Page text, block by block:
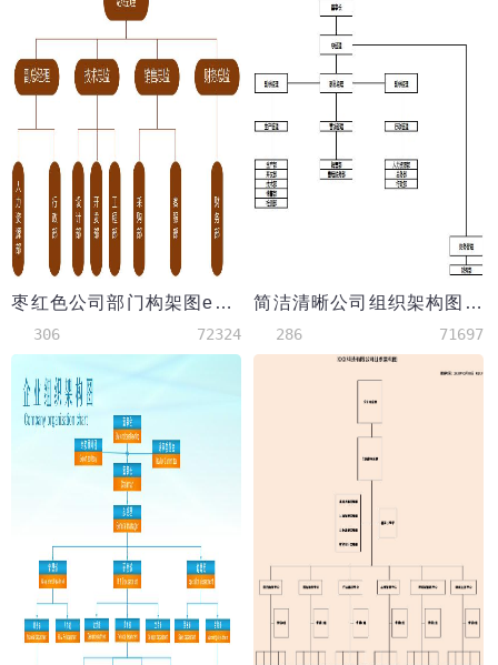
枣红色公司部门构架图excel模板
306 72324
简洁清晰公司组织架构图excel模板
286 71697